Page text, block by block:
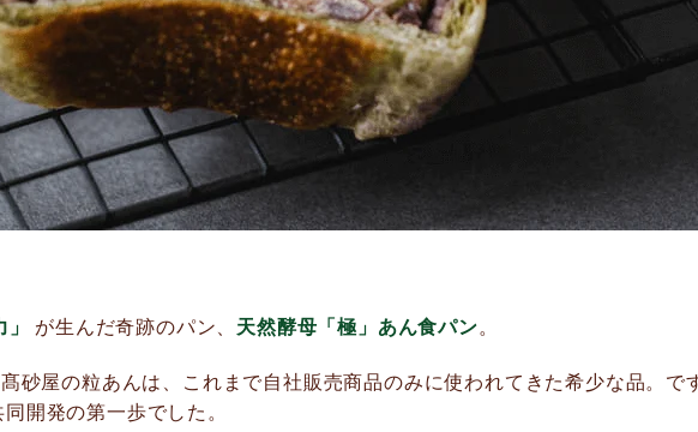
が生んだ奇跡のパン、 天然酵母「極」あん食パン。
砂屋の粒あんは、これまで自社販売商品のみに使われてきた希少な品。で
開発の第一歩でした。